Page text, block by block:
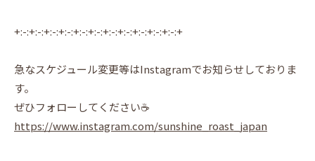
+:-:+:-:+:-:+:-:+:-:+:-:+:-:+:-:+:-:+:-:+:-:+
急なスケジュール変更等はInstagramでお知らせしておりま
す。
ぜひフォローしてください☕️
https://www.instagram.com/sunshine_roast_japan